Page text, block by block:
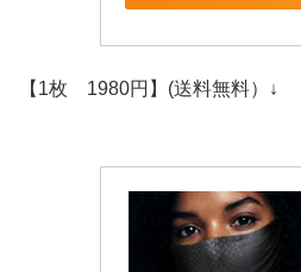
【1枚 1980円】(送料無料） ↓